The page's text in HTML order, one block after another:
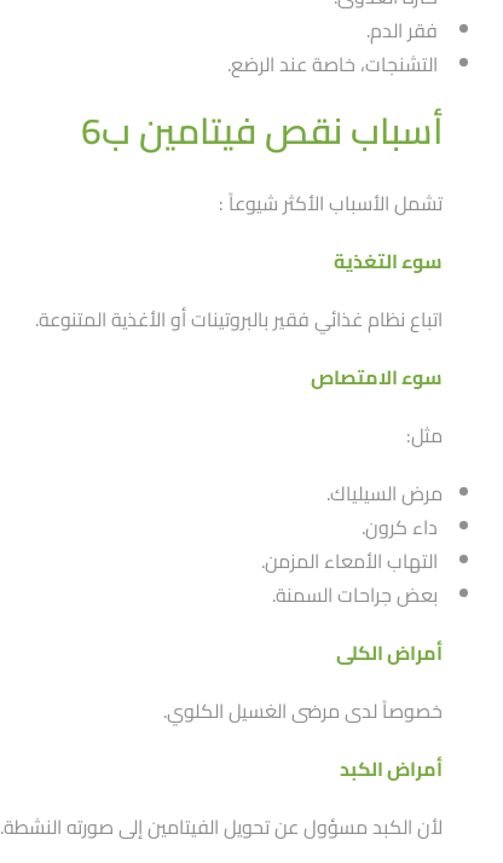
فقر الدم.
التشنجات، خاصة عند الرضع.
أسباب نقص فيتامين ب6
تشمل الأسباب الأكثر شيوعاََ :
سوء التغذية
اتباع نظام غذائي فقير بالبروتينات أو الأغذية المتنوعة.
سوء الامتصاص
مثل:
مرض السيلياك.
داء كرون.
التهاب الأمعاء المزمن.
بعض جراحات السمنة.
أمراض الكلى
خصوصاََ لدى مرضى الغسيل الكلوي.
أمراض الكبد
لأن الكبد مسؤول عن تحويل الفيتامين إلى صورته النشطة.